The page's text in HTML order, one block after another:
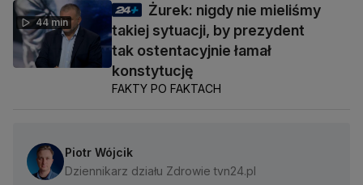
44 min
Żurek: nigdy nie mieliśmy
takiej sytuacji, by prezydent
tak ostentacyjnie łamał
konstytucję
FAKTY PO FAKTACH
Piotr Wójcik
Dziennikarz działu Zdrowie tvn24.pl